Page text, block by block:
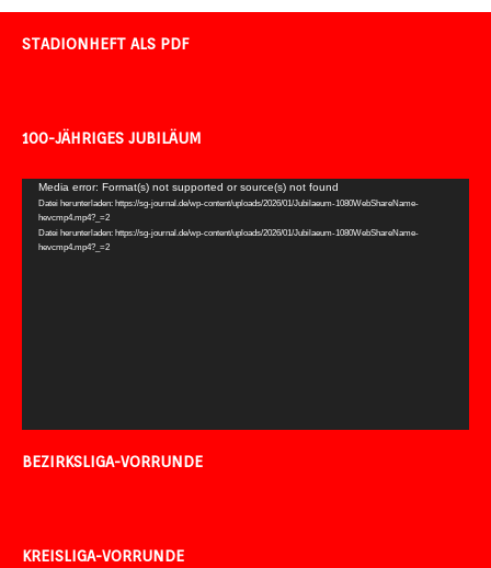
STADIONHEFT ALS PDF
100-JÄHRIGES JUBILÄUM
Video-
Player
Media error: Format(s) not supported or source(s) not found
Datei herunterladen: https://sg-journal.de/wp-content/uploads/2026/01/Jubilaeum-1080WebShareName-
hevcmp4.mp4?_=2
Datei herunterladen: https://sg-journal.de/wp-content/uploads/2026/01/Jubilaeum-1080WebShareName-
hevcmp4.mp4?_=2
BEZIRKSLIGA-VORRUNDE
KREISLIGA-VORRUNDE